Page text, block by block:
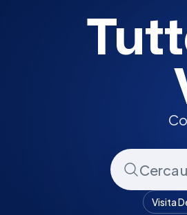
Visita